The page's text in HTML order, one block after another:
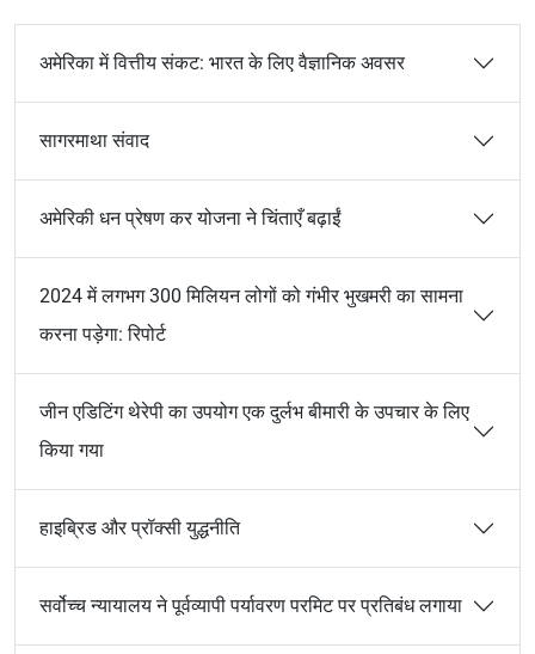
अमेरिका में वित्तीय संकट: भारत के लिए वैज्ञानिक अवसर
सागरमाथा संवाद
अमेरिकी धन प्रेषण कर योजना ने चिंताएँ बढ़ाईं
2024 में लगभग 300 मिलियन लोगों को गंभीर भुखमरी का सामना
करना पड़ेगा: रिपोर्ट
जीन एडिटिंग थेरेपी का उपयोग एक दुर्लभ बीमारी के उपचार के लिए
किया गया
हाइब्रिड और प्रॉक्सी युद्धनीति
सर्वोच्च न्यायालय ने पूर्वव्यापी पर्यावरण परमिट पर प्रतिबंध लगाया